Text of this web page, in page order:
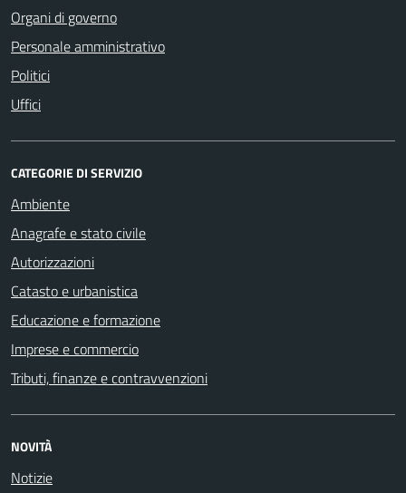
Organi di governo
Personale amministrativo
Politici
Uffici
CATEGORIE DI SERVIZIO
Ambiente
Anagrafe e stato civile
Autorizzazioni
Catasto e urbanistica
Educazione e formazione
Imprese e commercio
Tributi, finanze e contravvenzioni
NOVITÀ
Notizie